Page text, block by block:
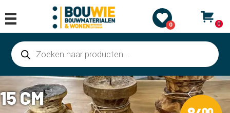
0 0
Producten
zoeken
15 CM